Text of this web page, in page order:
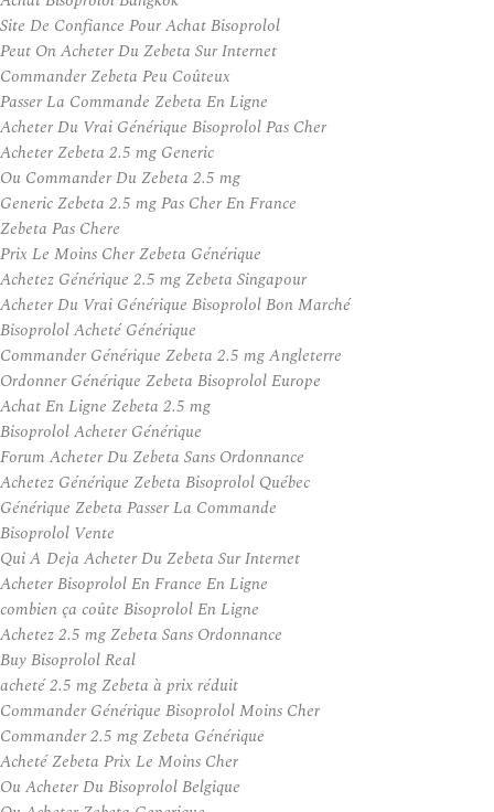
Site De Confiance Pour Achat Bisoprolol
Peut On Acheter Du Zebeta Sur Internet
Commander Zebeta Peu Coûteux
Passer La Commande Zebeta En Ligne
Acheter Du Vrai Générique Bisoprolol Pas Cher
Acheter Zebeta 2.5 mg Generic
Ou Commander Du Zebeta 2.5 mg
Generic Zebeta 2.5 mg Pas Cher En France
Zebeta Pas Chere
Prix Le Moins Cher Zebeta Générique
Achetez Générique 2.5 mg Zebeta Singapour
Acheter Du Vrai Générique Bisoprolol Bon Marché
Bisoprolol Acheté Générique
Commander Générique Zebeta 2.5 mg Angleterre
Ordonner Générique Zebeta Bisoprolol Europe
Achat En Ligne Zebeta 2.5 mg
Bisoprolol Acheter Générique
Forum Acheter Du Zebeta Sans Ordonnance
Achetez Générique Zebeta Bisoprolol Québec
Générique Zebeta Passer La Commande
Bisoprolol Vente
Qui A Deja Acheter Du Zebeta Sur Internet
Acheter Bisoprolol En France En Ligne
combien ça coûte Bisoprolol En Ligne
Achetez 2.5 mg Zebeta Sans Ordonnance
Buy Bisoprolol Real
acheté 2.5 mg Zebeta à prix réduit
Commander Générique Bisoprolol Moins Cher
Commander 2.5 mg Zebeta Générique
Acheté Zebeta Prix Le Moins Cher
Ou Acheter Du Bisoprolol Belgique